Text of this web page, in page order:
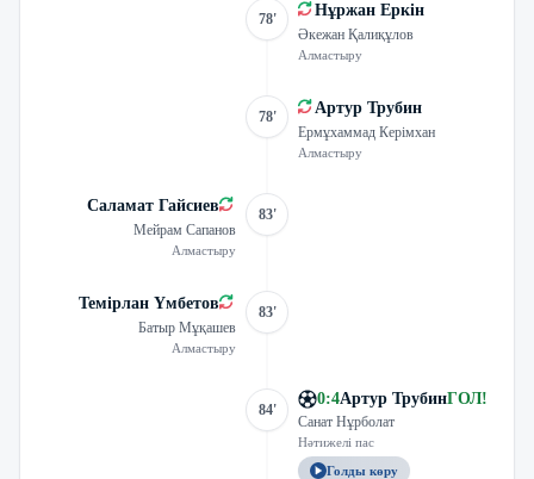
78' Нұржан Еркін
Әкежан Қалиқұлов
Алмастыру
78' Артур Трубин
Ермұхаммад Керімхан
Алмастыру
Саламат Гайсиев
Мейрам Сапанов
Алмастыру
83'
Темірлан Үмбетов
Батыр Мұқашев
Алмастыру
83'
84'
0:4Артур ТрубинГОЛ!
Санат Нұрболат
Нәтижелі пас
Голды көру